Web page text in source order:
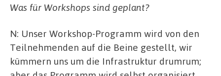
Was für Workshops sind geplant?
N: Unser Workshop-Programm wird von den
Teilnehmenden auf die Beine gestellt, wir
kümmern uns um die Infrastruktur drumrum;